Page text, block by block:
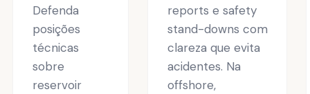
Defenda
posições
técnicas
sobre
reservoir
reports e safety
stand-downs com
clareza que evita
acidentes. Na
offshore,